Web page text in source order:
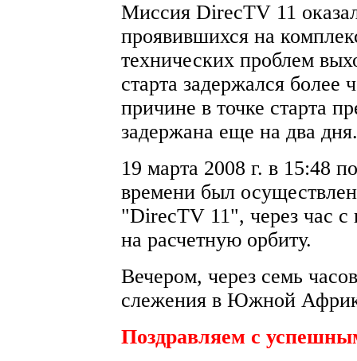
Миссия DirecTV 11
проявившихся на
технических проблем
старта задержался
причине в точке старта
задержана еще на два дня.
19 марта 2008 г. в 15:48
времени был
"DirecTV 11", через час
на расчетную орбиту.
Вечером, через семь
слежения в Южной
Поздравляем с